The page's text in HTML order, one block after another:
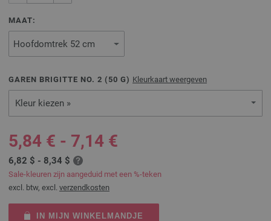
MAAT:
GAREN BRIGITTE NO. 2 ( 50 G) Kleurkaart weergeven
Kleur kiezen »
5,84 € - 7,14 €
6,82 $ - 8,34 $
Sale-kleuren zijn aangeduid met een %-teken
excl. btw, excl. verzendkosten
IN MIJN WINKELMANDJE